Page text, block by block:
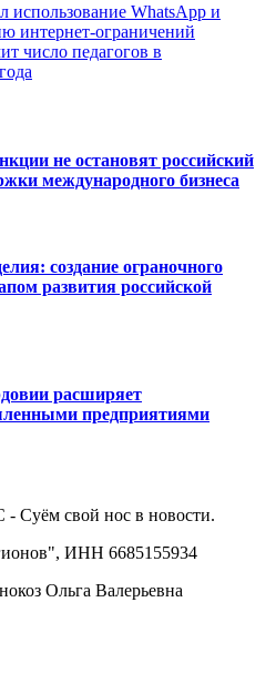
использование WhatsApp и
интернет-ограничений
число педагогов в
не остановят российский
международного бизнеса
создание ограночного
развития российской
расширяет
предприятиями
свой нос в новости.
ИНН 6685155934
Ольга Валерьевна